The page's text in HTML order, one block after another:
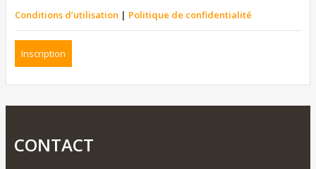
Conditions d’utilisation | Politique de confidentialité
Inscription
CONTACT